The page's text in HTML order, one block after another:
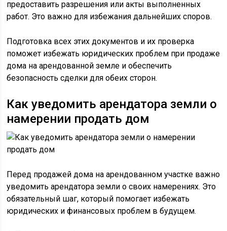
предоставить разрешения или акты выполненных
работ. Это важно для избежания дальнейших споров.
Подготовка всех этих документов и их проверка
поможет избежать юридических проблем при продаже
дома на арендованной земле и обеспечить
безопасность сделки для обеих сторон.
Как уведомить арендатора земли о
намерении продать дом
Перед продажей дома на арендованном участке важно
уведомить арендатора земли о своих намерениях. Это
обязательный шаг, который помогает избежать
юридических и финансовых проблем в будущем.